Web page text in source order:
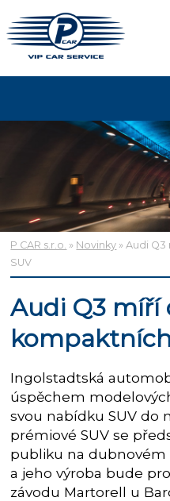
P CAR s.r.o. » Novinky » Audi
SUV
Audi Q3 míří
Ingolstadtská
úspěchem
svou nabídku SUV do
prémiové SUV se
publiku na dubnovém
a jeho výroba bude
závodu Martorell u